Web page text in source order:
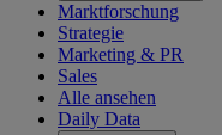
Marktforschung
Strategie
Marketing & PR
Sales
Alle ansehen
Daily Data